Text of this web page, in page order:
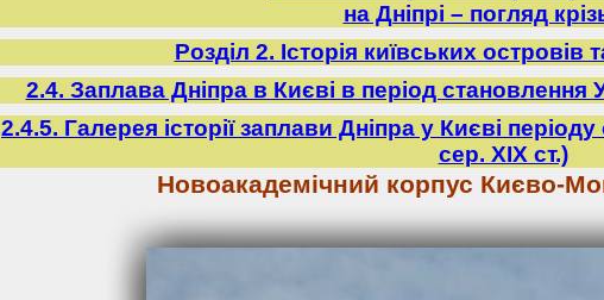
на Дніпрі – погляд
Розділ 2. Історія київських
2.4. Заплава Дніпра в Києві в період становлення
2.4.5. Галерея історії заплави Дніпра у Києві
сер. ХІХ ст.)
Новоакадемічний корпус Києво-